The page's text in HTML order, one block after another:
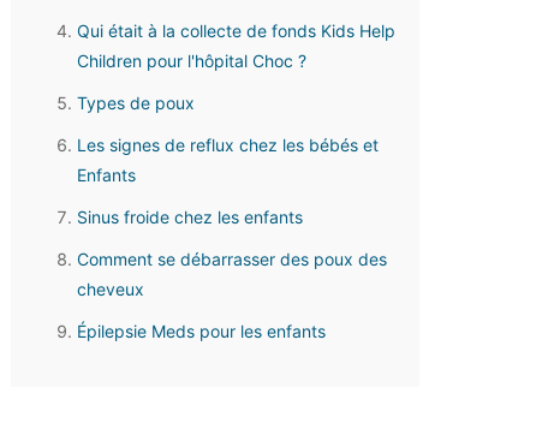
Qui était à la collecte de fonds Kids Help
Children pour l'hôpital Choc ?
Types de poux
Les signes de reflux chez les bébés et
Enfants
Sinus froide chez les enfants
Comment se débarrasser des poux des
cheveux
Épilepsie Meds pour les enfants